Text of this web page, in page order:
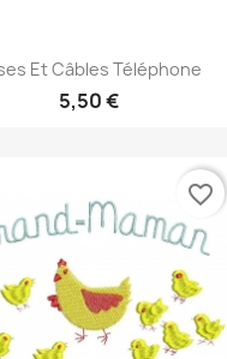
Aperçu rapide
Et Câbles Téléphone
5,50 €
favorite_border